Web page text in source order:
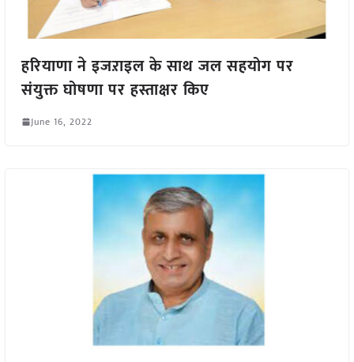
हरियाणा ने इजऱाइल के साथ जल सहयोग पर
संयुक्त घोषणा पर हस्ताक्षर किए
June 16, 2022